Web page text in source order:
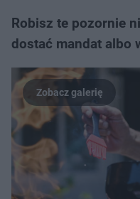
Robisz te pozornie
dostać mandat albo